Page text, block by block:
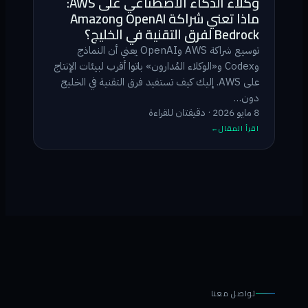
ماذا تعني شراكة OpenAI وAmazon
Bedrock لفرق التقنية في الخليج؟
توسيع شراكة AWS وOpenAI يعني أن النماذج
وCodex و«الوكلاء المُدارون» باتوا أقرب لبيئات الإنتاج
على AWS. إليك كيف تستفيد فرق التقنية في الخليج
دون…
8 مايو 2026 · دقيقتان للقراءة
اقرأ المقال
تواصل معنا